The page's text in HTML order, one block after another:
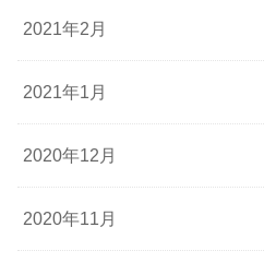
2021年2月
2021年1月
2020年12月
2020年11月